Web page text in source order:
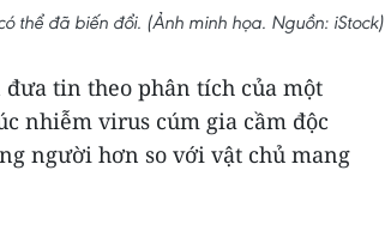
thể đã biến đổi. (Ảnh minh họa. Nguồn: iStock)
tin theo phân tích của một
nhiễm virus cúm gia cầm độc
người hơn so với vật chủ mang